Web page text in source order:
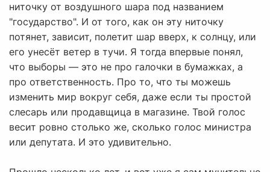
ниточку от воздушного шара под названием
"государство". И от того, как он эту ниточку
потянет, зависит, полетит шар вверх, к солнцу, или
его унесёт ветер в тучи. Я тогда впервые понял,
что выборы — это не про галочки в бумажках, а
про ответственность. Про то, что ты можешь
изменить мир вокруг себя, даже если ты простой
слесарь или продавщица в магазине. Твой голос
весит ровно столько же, сколько голос министра
или депутата. И это удивительно.